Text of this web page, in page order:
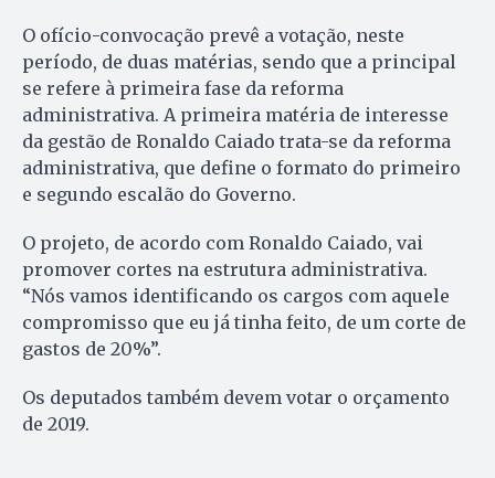
O ofício-convocação prevê a votação, neste
período, de duas matérias, sendo que a principal
se refere à primeira fase da reforma
administrativa. A primeira matéria de interesse
da gestão de Ronaldo Caiado trata-se da reforma
administrativa, que define o formato do primeiro
e segundo escalão do Governo.
O projeto, de acordo com Ronaldo Caiado, vai
promover cortes na estrutura administrativa.
“Nós vamos identificando os cargos com aquele
compromisso que eu já tinha feito, de um corte de
gastos de 20%”.
Os deputados também devem votar o orçamento
de 2019.